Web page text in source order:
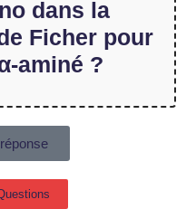
dans la
Ficher pour
aminé ?